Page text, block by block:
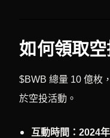
如何領取
$BWB 總量 10 億枚
於空投活動。
互動時間：2024